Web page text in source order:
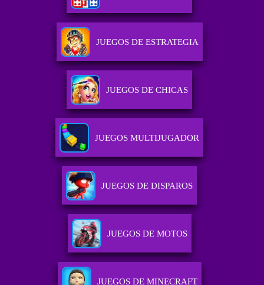
JUEGOS DE ESTRATEGIA
JUEGOS DE CHICAS
JUEGOS MULTIJUGADOR
JUEGOS DE DISPAROS
JUEGOS DE MOTOS
JUEGOS DE MINECRAFT